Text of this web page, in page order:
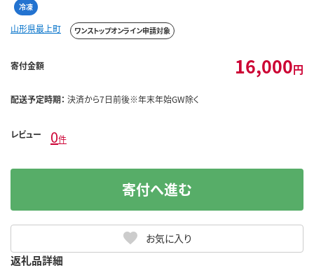
冷凍
山形県最上町 ワンストップオンライン申請対象
寄付金額 16,000円
配送予定時期： 決済から7日前後※年末年始GW除く
レビュー 0件
お気に入り
寄付へ進む
返礼品詳細